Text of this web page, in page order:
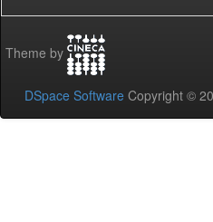
Theme by
DSpace Software Copyright ©